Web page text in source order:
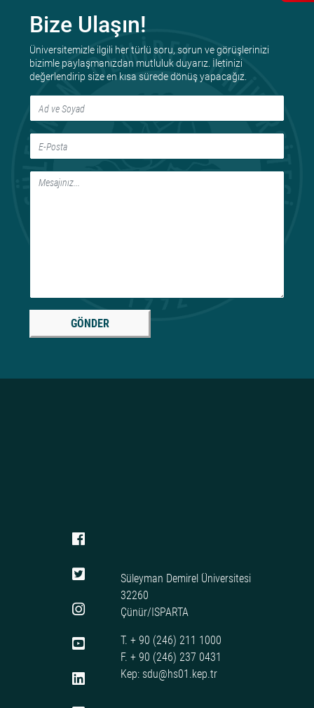
Bize Ulaşın!
Üniversitemizle ilgili her türlü soru, sorun ve görüşlerinizi
bizimle paylaşmanızdan mutluluk duyarız. İletinizi
değerlendirip size en kısa sürede dönüş yapacağız.
GÖNDER
Süleyman Demirel Üniversitesi
32260
Çünür/ISPARTA
T. + 90 (246) 211 1000
F. + 90 (246) 237 0431
Kep: sdu@hs01.kep.tr